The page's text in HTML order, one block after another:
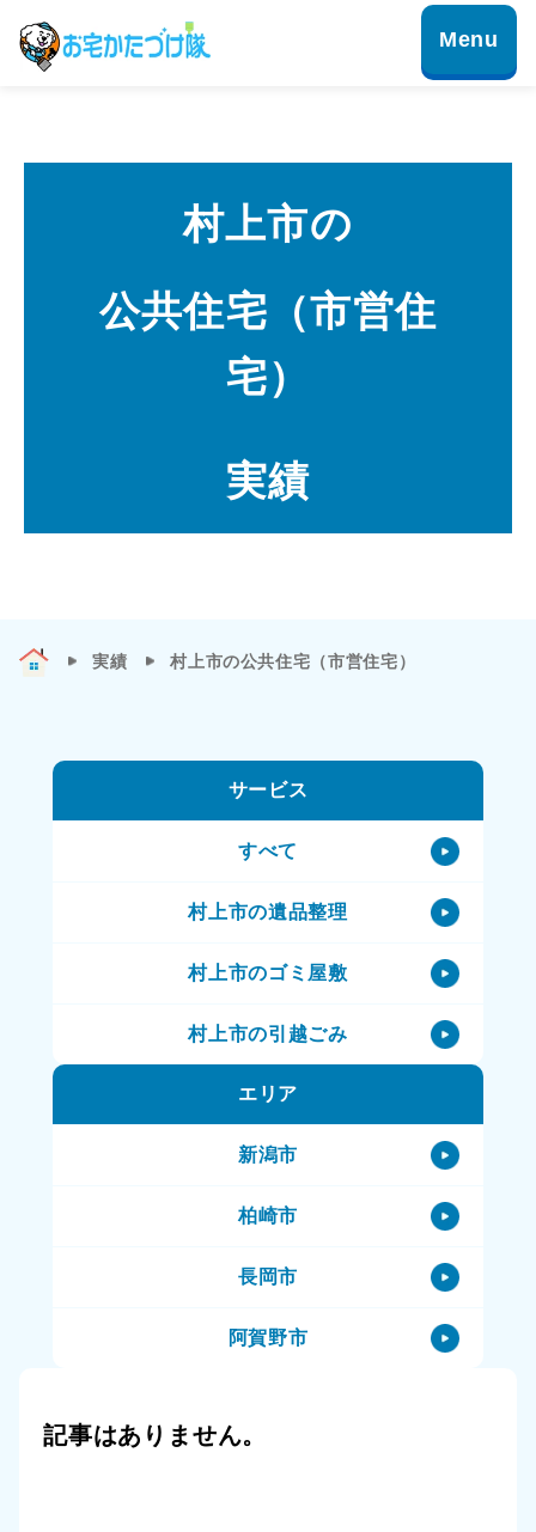
村上市の
公共住宅（市営住
宅）
実績
実績 村上市の公共住宅（市営住宅）
記事はありません。
サービス
すべて
村上市の遺品整理
村上市のゴミ屋敷
村上市の引越ごみ
村上市の不用品処理
村上市のハウスクリーニング
村上市の特殊清掃
村上市の生前整理（終活）
村上市の空き家
エリア
新潟市
柏崎市
長岡市
阿賀野市